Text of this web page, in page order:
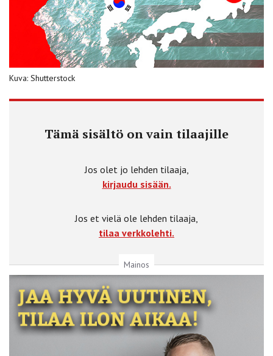
Kuva: Shutterstock
Tämä sisältö on vain tilaajille
Jos olet jo lehden tilaaja,
kirjaudu sisään.
Jos et vielä ole lehden tilaaja,
tilaa verkkolehti.
Mainos